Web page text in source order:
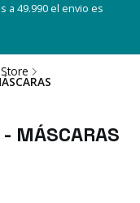
a 49.990 el envio es
MÁSCARAS